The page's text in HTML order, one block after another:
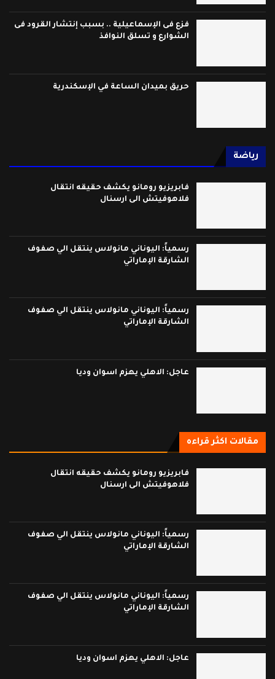
فزع فى الإسماعيلية .. بسبب إنتشار القرود فى
الشوارع و تسلق النوافذ
حريق بميدان الساعة في الإسكندرية
رياضة
فابريزيو رومانو يكشف حقيقه انتقال
فلاهوفيتش الى ارسنال
رسمياً: اليوناني مانولاس ينتقل الي صفوف
الشارقة الإماراتي
رسمياً: اليوناني مانولاس ينتقل الي صفوف
الشارقة الإماراتي
عاجل: الاهلي يهزم اسوان وديا
مقالات اكثر قراءه
فابريزيو رومانو يكشف حقيقه انتقال
فلاهوفيتش الى ارسنال
رسمياً: اليوناني مانولاس ينتقل الي صفوف
الشارقة الإماراتي
رسمياً: اليوناني مانولاس ينتقل الي صفوف
الشارقة الإماراتي
عاجل: الاهلي يهزم اسوان وديا